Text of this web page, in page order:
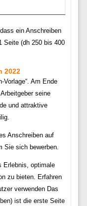
ein Anschreiben
Seite (dh 250 bis 400
2022
Vorlage“. Am Ende
seine
und attraktive
Anschreiben auf
Sie sich bewerben.
Erlebnis, optimale
zu bieten. Erfahren
verwenden Das
ist die erste Seite